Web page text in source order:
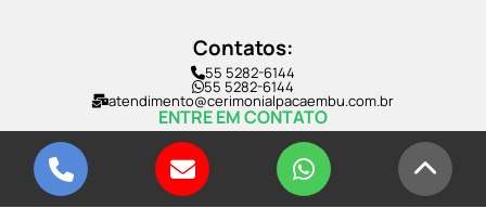
Contatos:
55 5282-6144
55 5282-6144
atendimento@cerimonialpacaembu.com.br
ENTRE EM CONTATO